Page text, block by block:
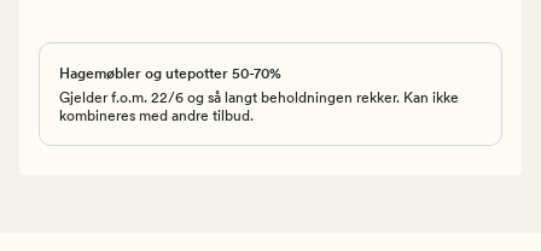
Hagemøbler og utepotter 50-70%
Gjelder f.o.m. 22/6 og så langt beholdningen rekker. Kan ikke
kombineres med andre tilbud.